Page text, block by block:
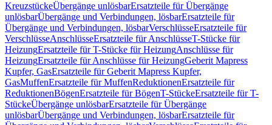
KreuzstückeÜbergänge unlösbarErsatzteile für Übergänge
unlösbarÜbergänge und Verbindungen, lösbarErsatzteile für
Übergänge und Verbindungen, lösbarVerschlüsseErsatzteile für
VerschlüsseAnschlüsseErsatzteile für AnschlüsseT-Stücke für
HeizungErsatzteile für T-Stücke für HeizungAnschlüsse für
HeizungErsatzteile für Anschlüsse für HeizungGeberit Mapress
Kupfer, GasErsatzteile für Geberit Mapress Kupfer,
GasMuffenErsatzteile für MuffenReduktionenErsatzteile für
ReduktionenBögenErsatzteile für BögenT-StückeErsatzteile für T-
StückeÜbergänge unlösbarErsatzteile für Übergänge
unlösbarÜbergänge und Verbindungen, lösbarErsatzteile für